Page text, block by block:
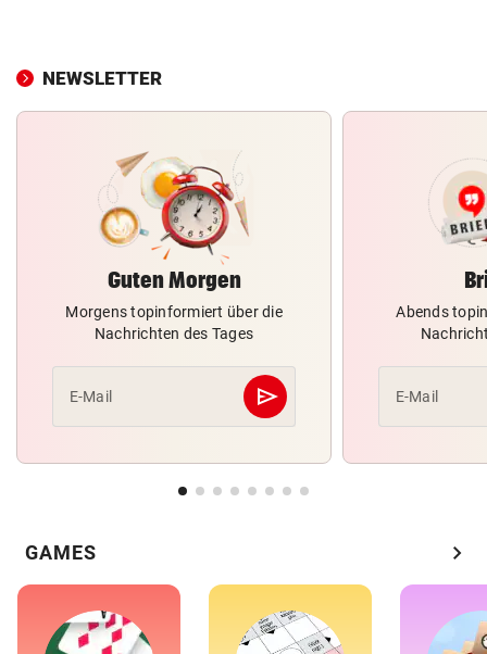
NEWSLETTER
Guten Morgen
Morgens topinformiert über die
Nachrichten des Tages
E-Mail send
Abschicken
Abends
E-Mail
GAMES chevron_right